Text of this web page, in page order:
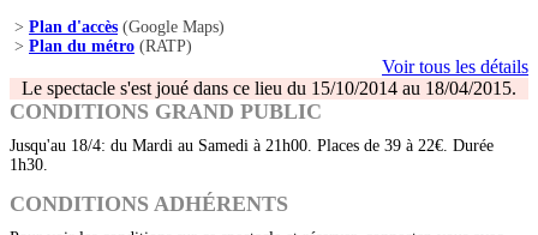
> Plan d'accès (Google Maps)
> Plan du métro (RATP)
Voir tous les détails
Le spectacle s'est joué dans ce lieu du 15/10/2014 au 18/04/2015.
CONDITIONS GRAND PUBLIC
Jusqu'au 18/4: du Mardi au Samedi à 21h00. Places de 39 à 22€. Durée
1h30.
CONDITIONS ADHÉRENTS